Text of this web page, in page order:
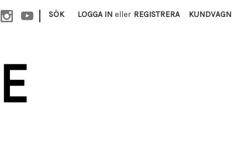
| SÖK LOGGA IN eller REGISTRERA KUNDVAGN